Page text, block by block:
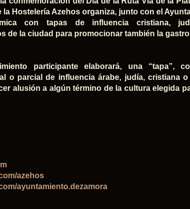
la Hostelería Azehos organiza, junto con el
con tapas de influencia cristiana,
de la ciudad para promocionar también la
participante elaborará, una “tapa”,
o parcial de influencia árabe, judía, cristiana
alusión a algún término de la cultura elegida
azehos
ayuntamiento.dezamora